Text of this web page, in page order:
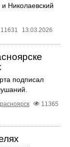
Николаевский
11631 13.03.2026
подписал
11365